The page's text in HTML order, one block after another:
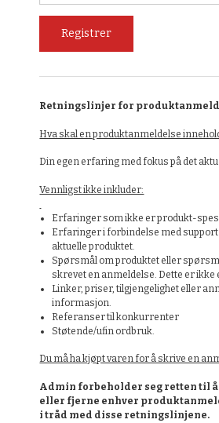
Retningslinjer for
Hva skal en produktanmeldelse
Din egen erfaring med fokus på det
Vennligst ikke inkluder:
Erfaringer som ikke er produkt-
Erfaringer i forbindelse med
aktuelle produktet.
Spørsmål om produktet eller
skrevet en anmeldelse. Dette er ikke
Linker, priser, tilgjengelighet eller
informasjon.
Referanser til konkurrenter
Støtende/ufin ordbruk.
Du må ha kjøpt varen for å skrive en
Admin forbeholder seg retten til
eller fjerne enhver
i tråd med disse retningslinjene.